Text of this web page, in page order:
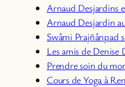
Arnaud Desjardins
Arnaud Desjardin
Swâmi Prajñânpad
Les amis de
Prendre soin du
Cours de Yoga à